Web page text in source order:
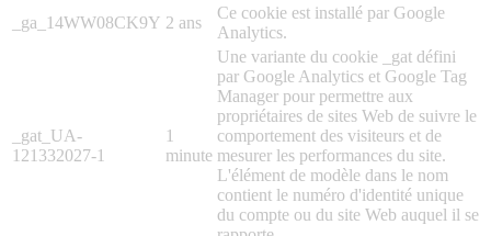
_ga_14WW08CK9Y 2 ans
Ce cookie est installé par Google
Analytics.
_gat_UA-
121332027-1
1
minute
Une variante du cookie _gat défini
par Google Analytics et Google Tag
Manager pour permettre aux
propriétaires de sites Web de suivre le
comportement des visiteurs et de
mesurer les performances du site.
L'élément de modèle dans le nom
contient le numéro d'identité unique
du compte ou du site Web auquel il se